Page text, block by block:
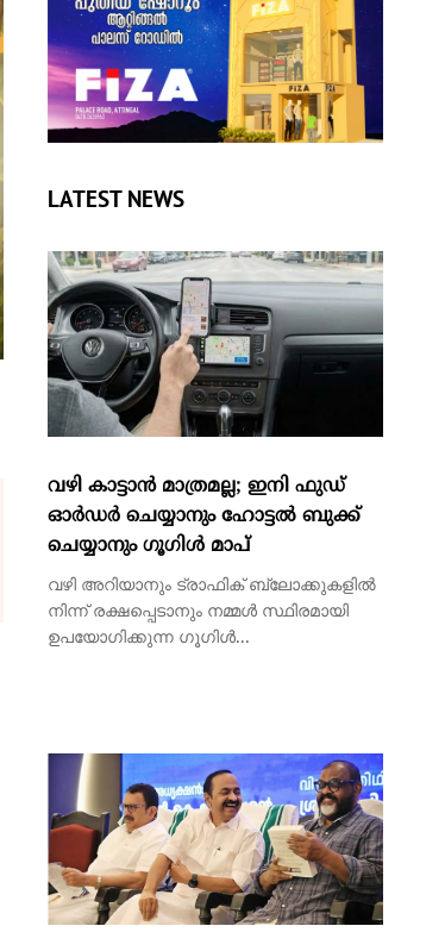
LATEST NEWS
വഴി കാട്ടാന്‍ മാത്രമല്ല; ഇനി ഫുഡ്
ഓര്‍ഡര്‍ ചെയ്യാനും ഹോട്ടല്‍ ബുക്ക്
ചെയ്യാനും ഗൂഗിള്‍ മാപ്‌
നിന്ന് രക്ഷപ്പെടാനും നമ്മള്‍ സ്ഥിരമായി
ഉപയോഗിക്കുന്ന ഗൂഗിള്‍...
എന്‍ഡോസള്‍ഫാന്‍
ദുരിതബാധിതര്‍ക്ക് നല്‍കിയ വാക്ക്
പാലിച്ച് സര്‍ക്കാര്‍;